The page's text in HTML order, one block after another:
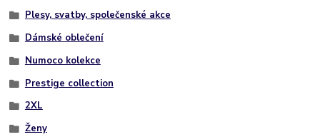
Plesy, svatby, společenské akce
Dámské oblečení
Numoco kolekce
Prestige collection
2XL
Ženy